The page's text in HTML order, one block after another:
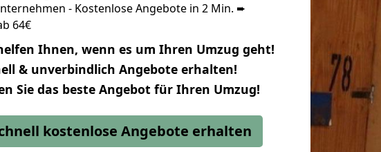
- Kostenlose Angebote in 2 Min. ➨
64€
Ihnen, wenn es um Ihren Umzug geht!
& unverbindlich Angebote erhalten!
Sie das beste Angebot für Ihren Umzug!
kostenlose Angebote erhalten